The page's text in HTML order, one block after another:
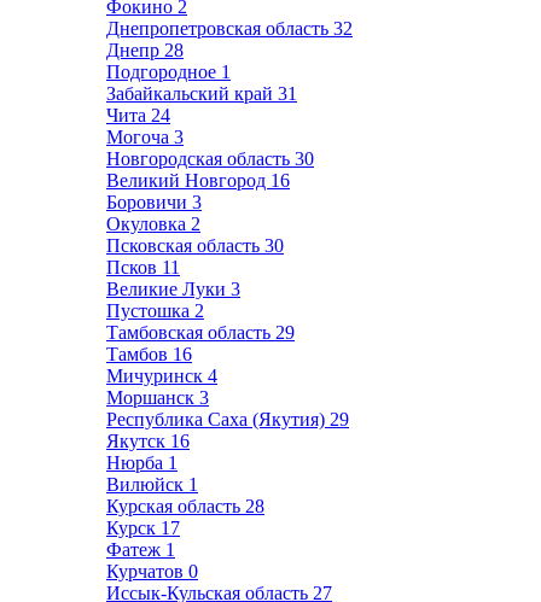
Фокино 2
Днепропетровская область 32
Днепр 28
Подгородное 1
Забайкальский край 31
Чита 24
Могоча 3
Новгородская область 30
Великий Новгород 16
Боровичи 3
Окуловка 2
Псковская область 30
Псков 11
Великие Луки 3
Пустошка 2
Тамбовская область 29
Тамбов 16
Мичуринск 4
Моршанск 3
Республика Саха (Якутия) 29
Якутск 16
Нюрба 1
Вилюйск 1
Курская область 28
Курск 17
Фатеж 1
Курчатов 0
Иссык-Кульская область 27